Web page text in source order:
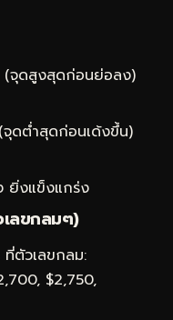
(จุดสูงสุดก่อนย่อลง)
(จุดต่ำสุดก่อนเด้งขึ้น)
ยิ่งแข็งแกร่ง
ลขกลมๆ)
ตัวเลขกลม:
$2,750,